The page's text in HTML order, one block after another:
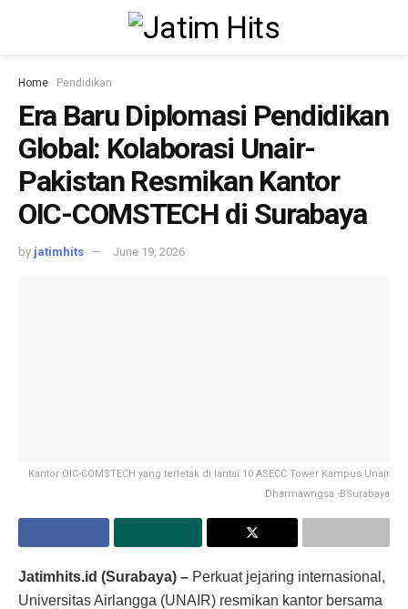
Home Pendidikan
Era Baru Diplomasi Pendidikan
Global: Kolaborasi Unair-
Pakistan Resmikan Kantor
OIC-COMSTECH di Surabaya
by jatimhits June 19, 2026
Kantor OIC-COMSTECH yang terletak di lantai 10 ASECC Tower Kampus Unair
Dharmawngsa -BSurabaya
Jatimhits.id (Surabaya) – Perkuat jejaring internasional,
Universitas Airlangga (UNAIR) resmikan kantor bersama